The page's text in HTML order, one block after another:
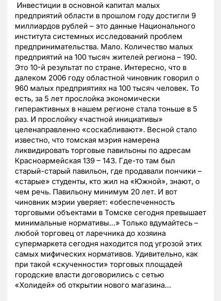
Инвестиции в основной капитал малых
предприятий области в прошлом году достигли 9
миллиардов рублей – это данные Национального
института системных исследований проблем
предпринимательства. Мало. Количество малых
предприятий на 100 тысяч жителей региона – 190.
Это 10-й результат по стране. Интересно, что в
далеком 2006 году областной чиновник говорил о
960 малых предприятиях на 100 тысяч человек. То
есть, за 5 лет прослойка экономически
гиперактивных в нашем регионе стала тоньше в 5
раз. И прослойку «частной инициативы»
целенаправленно «соскабливают». Весной стало
известно, что томская мэрия намерена
ликвидировать торговые павильоны по адресам
Красноармейская 139 – 143. Где-то там был
старый-старый павильон, где продавали пончики –
«старые» студенты, кто жил на «Южной», знают, о
чем речь. Павильону минимум 20 лет. И вот
чиновник мэрии уверяет: «обеспеченность
торговыми объектами в Томске сегодня превышает
минимальные нормативы…» Только вдумайтесь –
любой торговец от ларечника до хозяина
супермаркета сегодня находится под угрозой этих
самых мифических нормативов. Удивительно, как
при такой «скученности» торговых площадей
городские власти договорились с сетью
«Холидей» об открытии нового магазина…